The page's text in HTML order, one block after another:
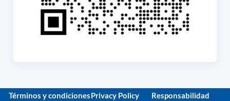
Términos y condicionesPrivacy Policy
Responsabilidad